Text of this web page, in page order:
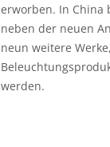
erworben. In China
neben der neuen
neun weitere
werden.